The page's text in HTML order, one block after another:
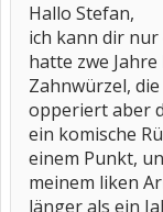
Hallo Stefan,
ich kann dir nur
hatte zwe
Zahnwürzel,
opperiert aber
ein komische
einem Punkt,
meinem liken
länger als ein